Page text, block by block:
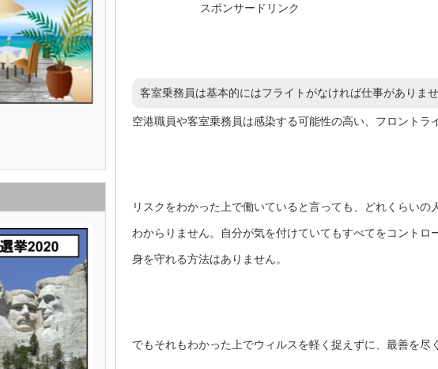
スポンサードリンク
客室乗務員は基本的にはフライトがなければ仕事がありま
空港職員や客室乗務員は感染する可能性の高い、フロントラ
リスクをわかった上で働いていると言っても、どれくらい
わからりません。自分が気を付けていてもすべてをコントロ
身を守れる方法はありません。
でもそれもわかった上でウィルスを軽く捉えずに、最善を尽